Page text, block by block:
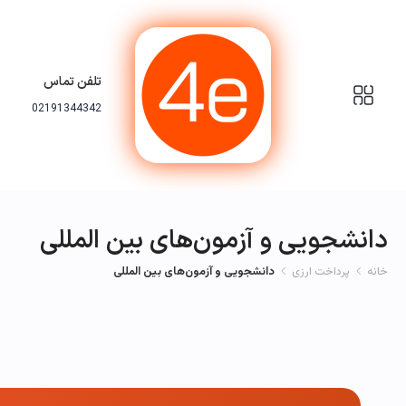
تلفن تماس
02191344342
دانشجویی و آزمون‌های بین المللی
خانه پرداخت ارزی دانشجویی و آزمون‌های بین المللی